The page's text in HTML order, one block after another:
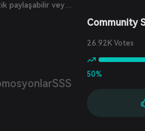
paylaşabilir veya
izin verebilir—ve
SSS
Community
26.92K Votes
50%